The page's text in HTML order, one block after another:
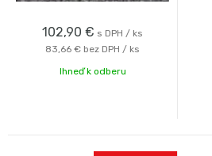
102,90 € s DPH / ks
83,66 € bez DPH / ks
Ihneď k odberu